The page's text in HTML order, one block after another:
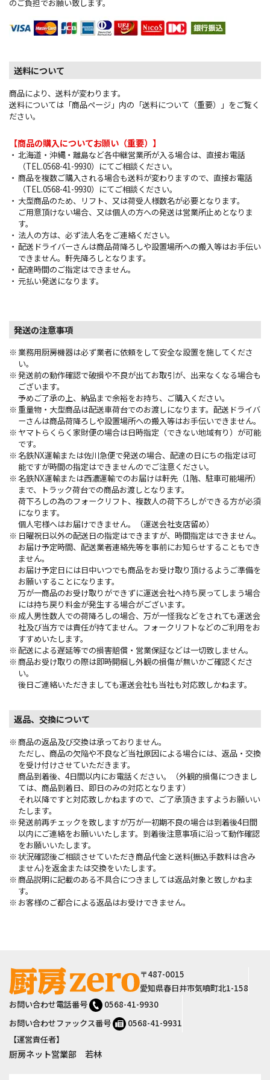
のご負担でお願い致します。
送料について
商品により、送料が変わります。
送料については「商品ページ」内の「送料について（重要）」をご覧く
ださい。
【商品の購入についてお願い（重要）】
北海道・沖縄・離島など各中継営業所が入る場合は、直接お電話
（TEL.0568-41-9930）にてご相談ください。
商品を複数ご購入される場合も送料が変わりますので、直接お電話
（TEL.0568-41-9930）にてご相談ください。
大型商品のため、リフト、又は荷受人様数名が必要となります。
ご用意頂けない場合、又は個人の方への発送は営業所止めとなりま
す。
法人の方は、必ず法人名をご連絡ください。
配送ドライバーさんは商品荷降ろしや設置場所への搬入等はお手伝い
できません。軒先降ろしとなります。
配達時間のご指定はできません。
元払い発送になります。
発送の注意事項
業務用厨房機器は必ず業者に依頼をして安全な設置を施してくださ
い。
発送前の動作確認で破損や不良が出てお取引が、出来なくなる場合も
ございます。
予めご了承の上、納品まで余裕をお持ち、ご購入ください。
重量物・大型商品は配送車荷台でのお渡しになります。配送ドライバ
ーさんは商品荷降ろしや設置場所への搬入等はお手伝いできません。
ヤマトらくらく家財便の場合は日時指定（できない地域有り）が可能
です。
名鉄NX運輸または佐川急便で発送の場合、配達の日にちの指定は可
能ですが時間の指定はできませんのでご注意ください。
名鉄NX運輸または西濃運輸でのお届けは軒先（1階、駐車可能場所）
まで、トラック荷台での商品お渡しとなります。
荷下ろしの為のフォークリフト、複数人の荷下ろしができる方が必須
になります。
個人宅様へはお届けできません。（運送会社支店留め）
日曜祝日以外の配送日の指定はできますが、時間指定はできません。
お届け予定時間、配送業者連絡先等を事前にお知らせすることもでき
ません。
お届け予定日には日中いつでも商品をお受け取り頂けるようご準備を
お願いすることになります。
万が一商品のお受け取りができずに運送会社へ持ち戻ってしまう場合
には持ち戻り料金が発生する場合がございます。
成人男性数人での荷降ろしの場合、万が一怪我などをされても運送会
社及び当方では責任が持てません。フォークリフトなどのご利用をお
すすめいたします。
配送による遅延等での損害賠償・営業保証などは一切致しません。
商品お受け取りの際は即時開梱し外観の損傷が無いかご確認くださ
い。
後日ご連絡いただきましても運送会社も当社も対応致しかねます。
返品、交換について
商品の返品及び交換は承っておりません。
ただし、商品の欠陥や不良など当社原因による場合には、返品・交換
を受け付けさせていただきます。
商品到着後、4日間以内にお電話ください。（外観的損傷につきまし
ては、商品到着日、即日のみの対応となります）
それ以降ですと対応致しかねますので、ご了承頂きますようお願いい
たします。
発送前再チェックを致しますが万が一初期不良の場合は到着後4日間
以内にご連絡をお願いいたします。到着後注意事項に沿って動作確認
をお願いいたします。
状況確認後ご相談させていただき商品代金と送料(振込手数料は含み
ません)を返金または交換をいたします。
商品説明に記載のある不具合につきましては返品対象と致しかねま
す。
お客様のご都合による返品はお受けできません。
サイト情報
〒487-0015
愛知県春日井市気噴町北1-158
お問い合わせ電話番号
0568-41-9930
お問い合わせファックス番号
0568-41-9931
【運営責任者】
厨房ネット営業部 若林